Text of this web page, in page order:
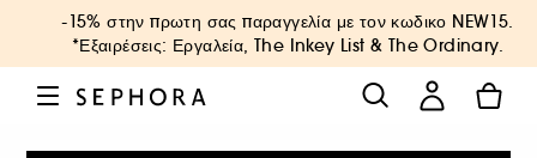
-15% στην πρωτη σας παραγγελία με τον κωδικο NEW15.
*Εξαιρέσεις: Εργαλεία, The Inkey List & The Ordinary.